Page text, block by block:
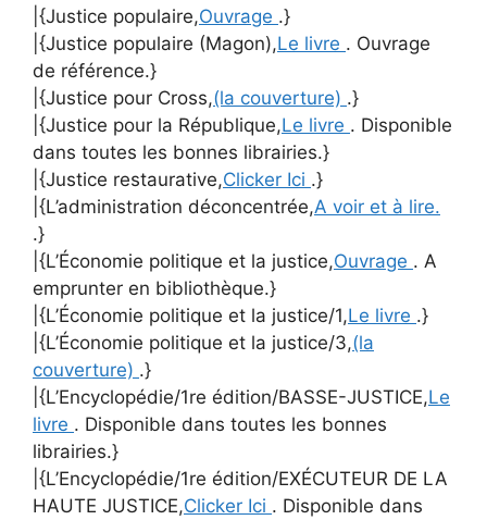
|{Justice populaire,Ouvrage .}
|{Justice populaire (Magon),Le livre . Ouvrage
de référence.}
|{Justice pour Cross,(la couverture) .}
|{Justice pour la République,Le livre . Disponible
dans toutes les bonnes librairies.}
|{Justice restaurative,Clicker Ici .}
|{L’administration déconcentrée,A voir et à lire.
.}
|{L’Économie politique et la justice,Ouvrage . A
emprunter en bibliothèque.}
|{L’Économie politique et la justice/1,Le livre .}
|{L’Économie politique et la justice/3,(la
couverture) .}
|{L’Encyclopédie/1re édition/BASSE-JUSTICE,Le
livre . Disponible dans toutes les bonnes
librairies.}
|{L’Encyclopédie/1re édition/EXÉCUTEUR DE LA
HAUTE JUSTICE,Clicker Ici . Disponible dans